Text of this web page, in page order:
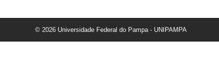
© 2026 Universidade Federal do Pampa - UNIPAMPA